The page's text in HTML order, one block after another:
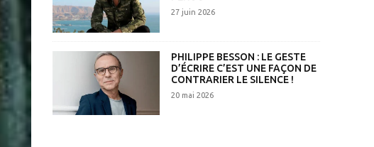
27 juin 2026
PHILIPPE BESSON : LE GESTE
D’ÉCRIRE C’EST UNE FAÇON DE
CONTRARIER LE SILENCE !
20 mai 2026